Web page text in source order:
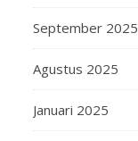
September 2025
Agustus 2025
Januari 2025